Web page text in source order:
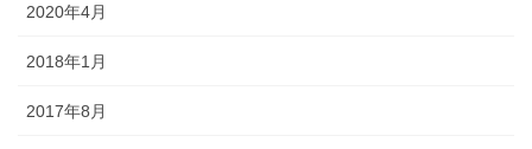
2020年4月
2018年1月
2017年8月